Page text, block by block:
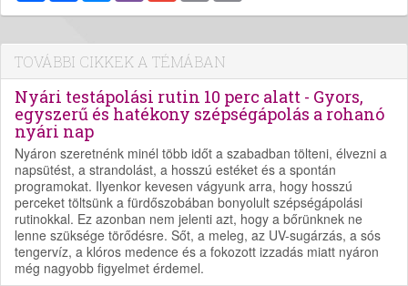
TOVÁBBI CIKKEK A TÉMÁBAN
Nyári testápolási rutin 10 perc alatt - Gyors,
egyszerű és hatékony szépségápolás a rohanó
nyári nap
Nyáron szeretnénk minél több időt a szabadban tölteni, élvezni a
napsütést, a strandolást, a hosszú estéket és a spontán
programokat. Ilyenkor kevesen vágyunk arra, hogy hosszú
perceket töltsünk a fürdőszobában bonyolult szépségápolási
rutinokkal. Ez azonban nem jelenti azt, hogy a bőrünknek ne
lenne szüksége törődésre. Sőt, a meleg, az UV-sugárzás, a sós
tengervíz, a klóros medence és a fokozott izzadás miatt nyáron
még nagyobb figyelmet érdemel.